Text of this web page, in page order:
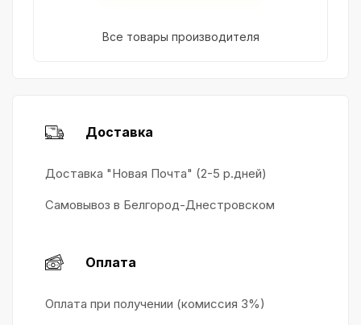
Все товары производителя
Доставка
Доставка "Новая Почта" (2-5 р.дней)
Самовывоз в Белгород-Днестровском
Оплата
Оплата при получении (комиссия 3%)